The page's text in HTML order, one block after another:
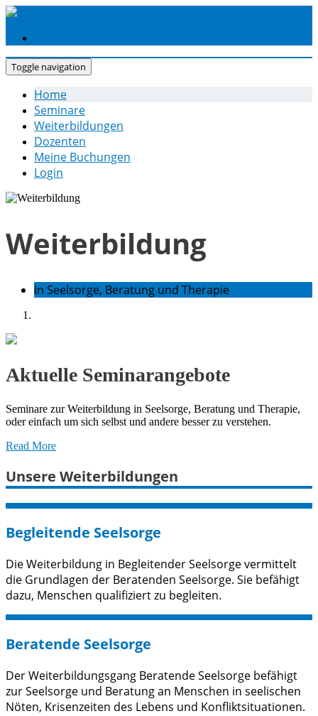
Skip
content
Toggle navigation
Home
Seminare
Weiterbildungen
Dozenten
Meine Buchungen
Login
Weiterbildung
in Seelsorge, Beratung und Therapie
Aktuelle Seminar­angebote
Seminare zur Weiterbildung in Seelsorge, Beratung und Therapie,
oder einfach um sich selbst und andere besser zu verstehen.
Read More
Unsere Weiter­bildungen
Begleitende Seelsorge
Die Weiterbildung in Begleitender Seelsorge vermittelt
die Grundlagen der Beratenden Seelsorge. Sie befähigt
dazu, Menschen qualifiziert zu begleiten.
Beratende Seelsorge
Der Weiterbildungs­gang Beratende Seelsorge befähigt
zur Seelsorge und Beratung an Menschen in seelischen
Nöten, Krisen­zeiten des Lebens und Konflikt­situationen.